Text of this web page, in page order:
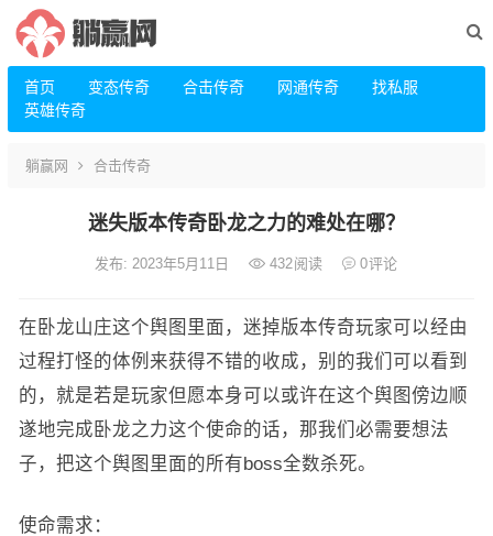
首页 变态传奇 合击传奇 网通传奇
找私服
英雄传奇
躺赢网 合击传奇
迷失版本传奇卧龙之力的难处在哪？
发布: 2023年5月11日 432阅读 0评论
在卧龙山庄这个舆图里面，迷掉版本传奇玩家可以经由
过程打怪的体例来获得不错的收成，别的我们可以看到
的，就是若是玩家但愿本身可以或许在这个舆图傍边顺
遂地完成卧龙之力这个使命的话，那我们必需要想法
子，把这个舆图里面的所有boss全数杀死。
使命需求：